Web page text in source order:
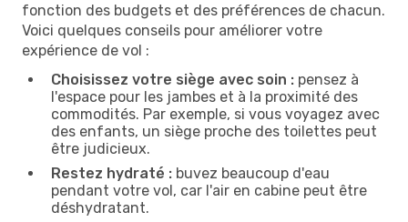
fonction des budgets et des préférences de chacun.
Voici quelques conseils pour améliorer votre
expérience de vol :
Choisissez votre siège avec soin : pensez à
l'espace pour les jambes et à la proximité des
commodités. Par exemple, si vous voyagez avec
des enfants, un siège proche des toilettes peut
être judicieux.
Restez hydraté : buvez beaucoup d'eau
pendant votre vol, car l'air en cabine peut être
déshydratant.